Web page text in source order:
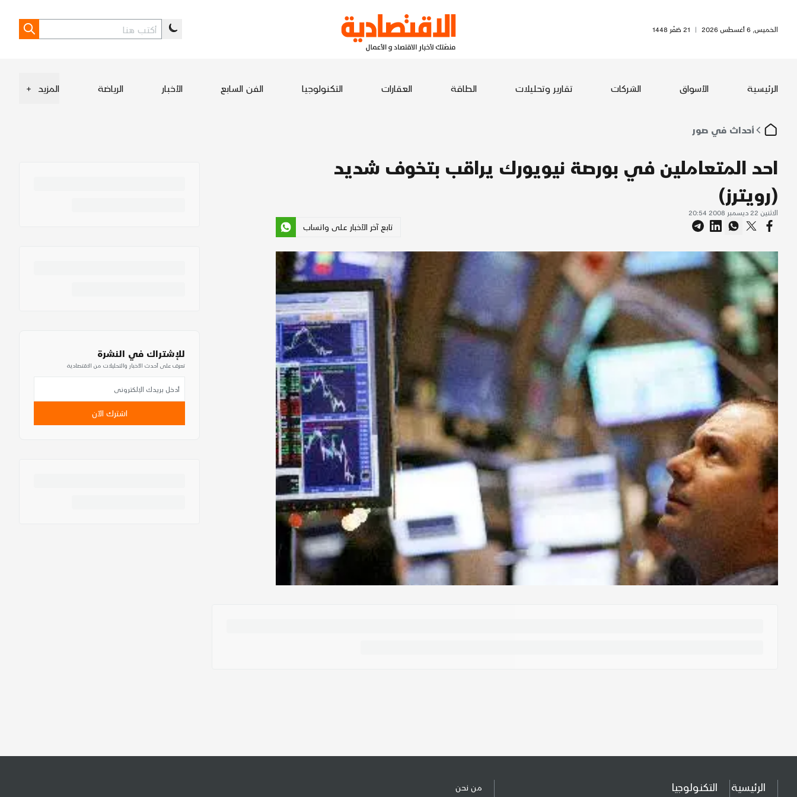
الخميس, 6 أغسطس 2026 | 21 صَفَر 1448
الرئيسية الأسواق الشركات تقارير وتحليلات الطاقة العقارات التكنولوجيا الفن السابع الأخبار الرياضة المزيد +
أحداث في صور
احد المتعاملين في بورصة نيويورك يراقب بتخوف شديد
(رويترز)
الاثنين 22 ديسمبر 2008 20:54
تابع آخر الأخبار على واتساب
للإشتراك في النشرة
تعرف على أحدث الأخبار والتحليلات من الاقتصادية
اشترك الآن
الرئيسية
التكنولوجيا
من نحن